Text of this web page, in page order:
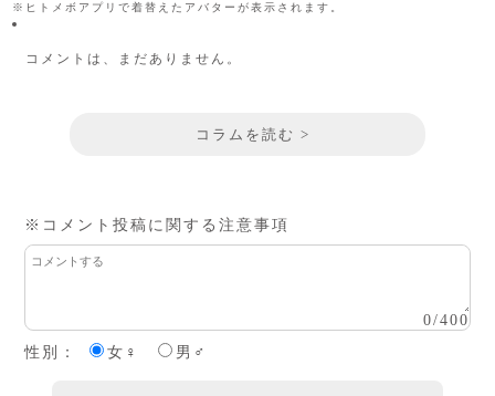
※ヒトメボアプリで着替えたアバターが表示されます。
コメントは、まだありません。
コラムを読む >
※コメント投稿に関する注意事項
0/400
性別：
女♀ 男♂